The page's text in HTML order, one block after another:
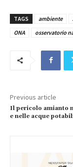
TAGS ambiente
ONA
osservatorio
Previous article
Il pericolo amianto
e nelle acque